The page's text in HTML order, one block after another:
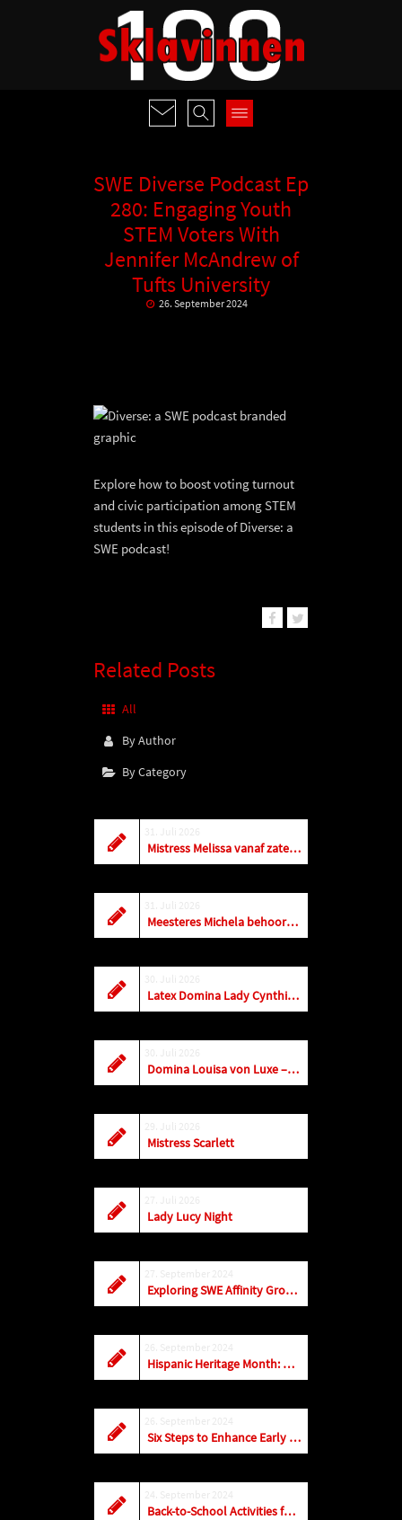
SWE Diverse Podcast Ep
280: Engaging Youth
STEM Voters With
Jennifer McAndrew of
Tufts University
26. September 2024
Explore how to boost voting turnout
and civic participation among STEM
students in this episode of Diverse: a
SWE podcast!
Related Posts
All
By Author
By Category
Mistress Melissa vanaf zaterdag weer dagelijks terug in Antwerpen
Meesteres Michela behoort tot de top! Vandaag t/m zaterdag is ze in Amersfoort
Latex Domina Lady Cynthia im Studio Royal
Domina Louisa von Luxe – AUGUST 2026
Mistress Scarlett
Lady Lucy Night
Exploring SWE Affinity Groups: SWE Athletes
Hispanic Heritage Month: Celebrating Women Trailblazers in STEM
Six Steps to Enhance Early Career Success
Back-to-School Activities for SWENext Clubs